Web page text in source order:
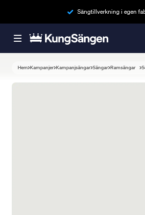
Sängtillverkning i egen
Hem Kampanjer Kampanjsängar Sängar Ramsängar